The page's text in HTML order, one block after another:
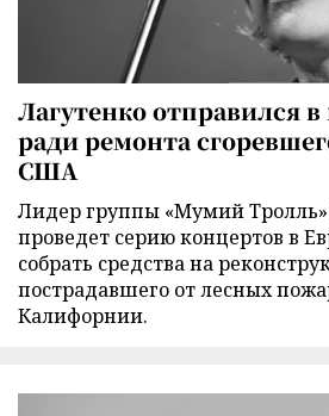
Лагутенко отправился
ради ремонта
США
Лидер группы «Мумий
проведет серию концертов в
собрать средства на
пострадавшего от лесных
Калифорнии.